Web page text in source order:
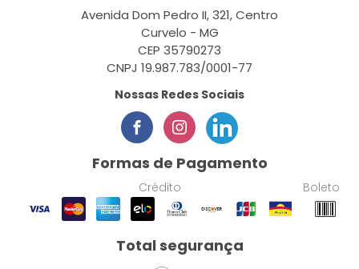
Avenida Dom Pedro II, 321, Centro
Curvelo - MG
CEP 35790273
CNPJ 19.987.783/0001-77
Nossas Redes Sociais
Formas de Pagamento
Crédito Boleto
Total segurança